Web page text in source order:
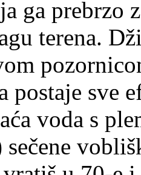
ga prebrzo
terena.
postaje sve
voda s
sečene